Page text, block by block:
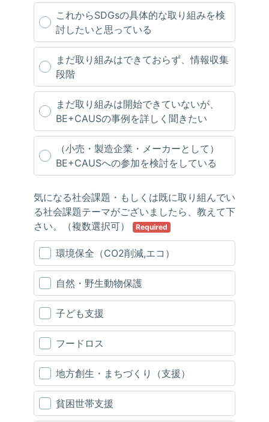
これからSDGsの具体的な取り組みを検
討したいと思っている
まだ取り組みはできておらず、情報収集
段階
まだ取り組みは開始できていないが、
BE+CAUSの事例を詳しく聞きたい
（小売・製造企業・メーカーとして）
BE+CAUSへの参加を検討をしている
気になる社会課題・もしくは既に取り組んでい
る社会課題テーマがございましたら、教えて下
さい。（複数選択可）
Required
環境保全（CO2削減,エコ）
自然・野生動物保護
子ども支援
フードロス
地方創生・まちづくり（支援）
貧困世帯支援